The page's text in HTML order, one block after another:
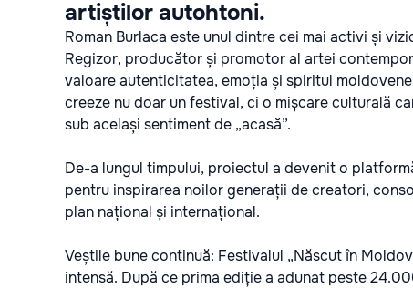
artiștilor autohtoni.
Roman Burlaca este unul dintre cei mai activi și
Regizor, producător și promotor al artei
valoare autenticitatea, emoția și spiritul
creeze nu doar un festival, ci o mișcare culturală
sub același sentiment de „acasă”.
De-a lungul timpului, proiectul a devenit o
pentru inspirarea noilor generații de creatori,
plan național și internațional.
Veștile bune continuă: Festivalul „Născut în
intensă. După ce prima ediție a adunat peste